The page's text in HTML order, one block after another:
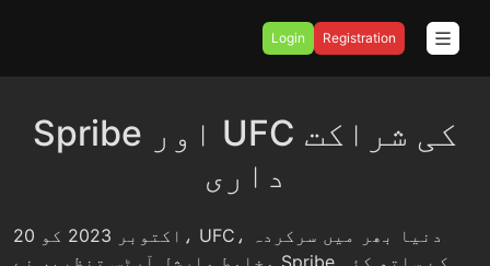
Login Registration
Spribe اور UFC کی شراکت
داری
20 اکتوبر 2023 کو، UFC، دنیا بھر میں سرکردہ